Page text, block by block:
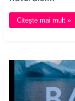
Citește mai mult »